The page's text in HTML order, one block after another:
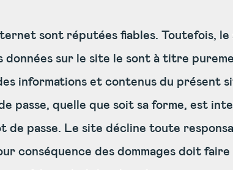
sont réputées fiables. Toutefois,
sur le site le sont à titre
informations et contenus du présent
passe, quelle que soit sa forme, est
de passe. Le site décline toute
conséquence des dommages doit faire